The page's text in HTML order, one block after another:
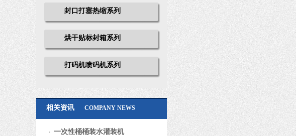
封口打塞热缩系列
烘干贴标封箱系列
打码机喷码机系列
相关资讯 COMPANY NEWS
一次性桶桶装水灌装机